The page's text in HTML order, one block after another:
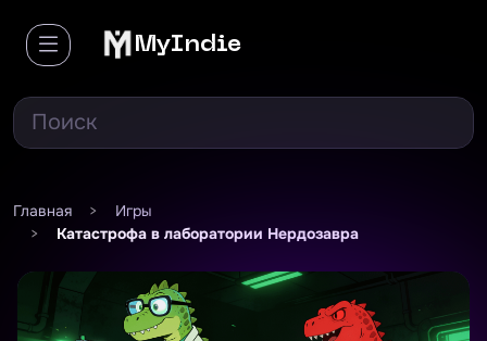
MyIndie
Главная >
Игры
>
Катастрофа в лаборатории Нердозавра